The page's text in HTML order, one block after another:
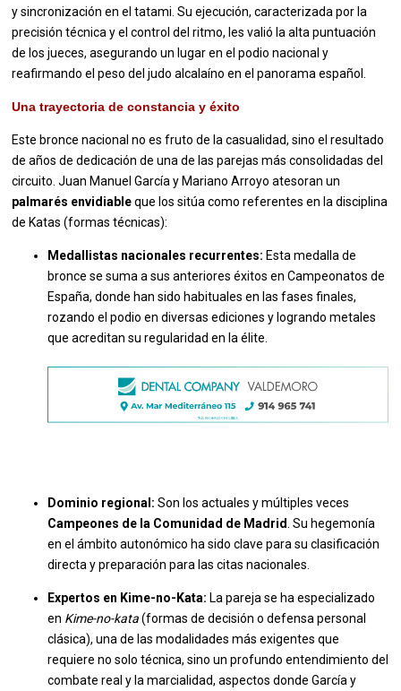
y sincronización en el tatami. Su ejecución, caracterizada por la
precisión técnica y el control del ritmo, les valió la alta puntuación
de los jueces, asegurando un lugar en el podio nacional y
reafirmando el peso del judo alcalaíno en el panorama español.
Una trayectoria de constancia y éxito
Este bronce nacional no es fruto de la casualidad, sino el resultado
de años de dedicación de una de las parejas más consolidadas del
circuito. Juan Manuel García y Mariano Arroyo atesoran un
palmarés envidiableque los sitúa como referentes en la disciplina
de Katas (formas técnicas):
Medallistas nacionales recurrentes: Esta medalla de
bronce se suma a sus anteriores éxitos en Campeonatos de
España, donde han sido habituales en las fases finales,
rozando el podio en diversas ediciones y logrando metales
que acreditan su regularidad en la élite.
Dominio regional: Son los actuales y múltiples veces
Campeones de la Comunidad de Madrid . Su hegemonía
en el ámbito autonómico ha sido clave para su clasificación
directa y preparación para las citas nacionales.
Expertos en Kime-no-Kata: La pareja se ha especializado
en Kime-no-kata(formas de decisión o defensa personal
clásica), una de las modalidades más exigentes que
requiere no solo técnica, sino un profundo entendimiento del
combate real y la marcialidad, aspectos donde García y